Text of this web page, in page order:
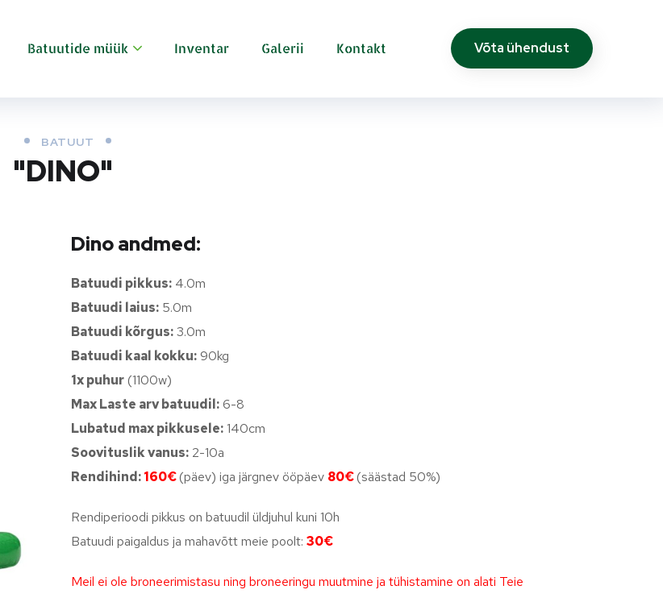
Batuutide müük Inventar Galerii Kontakt Võta ühendust
BATUUT
"DINO"
Dino andmed:
Batuudi pikkus:4.0m
Batuudi laius:5.0m
Batuudi kõrgus:3.0m
Batuudi kaal kokku:90kg
1x puhur(1100w)
Max Laste arv batuudil:6-8
Lubatud max pikkusele:140cm
Soovituslik vanus:2-10a
Rendihind:160€ (päev) iga järgnev ööpäev 80€ (säästad 50%)
Rendiperioodi pikkus on batuudil üldjuhul kuni 10h
Batuudi paigaldus ja mahavõtt meie poolt: 30€
Meil ei ole broneerimistasu ning broneeringu muutmine ja tühistamine on alati Teie